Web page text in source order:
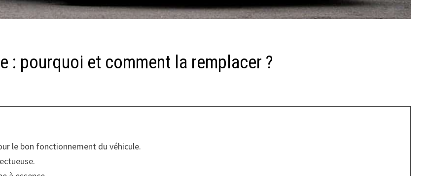
: pourquoi et comment la remplacer ?
le bon fonctionnement du véhicule.